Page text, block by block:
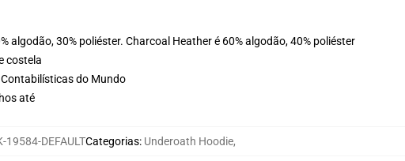
algodão, 30% poliéster. Charcoal Heather é 60% algodão, 40% poliéster
costela
do Mundo
até
19584-DEFAULTCategorias: Underoath Hoodie,